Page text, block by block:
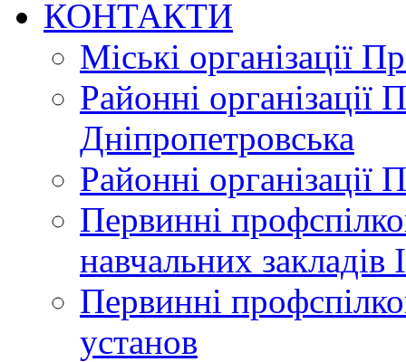
КОНТАКТИ
Міські організації
Районні організації
Дніпропетровська
Районні організації
Первинні
навчальних закладів
Первинні
установ